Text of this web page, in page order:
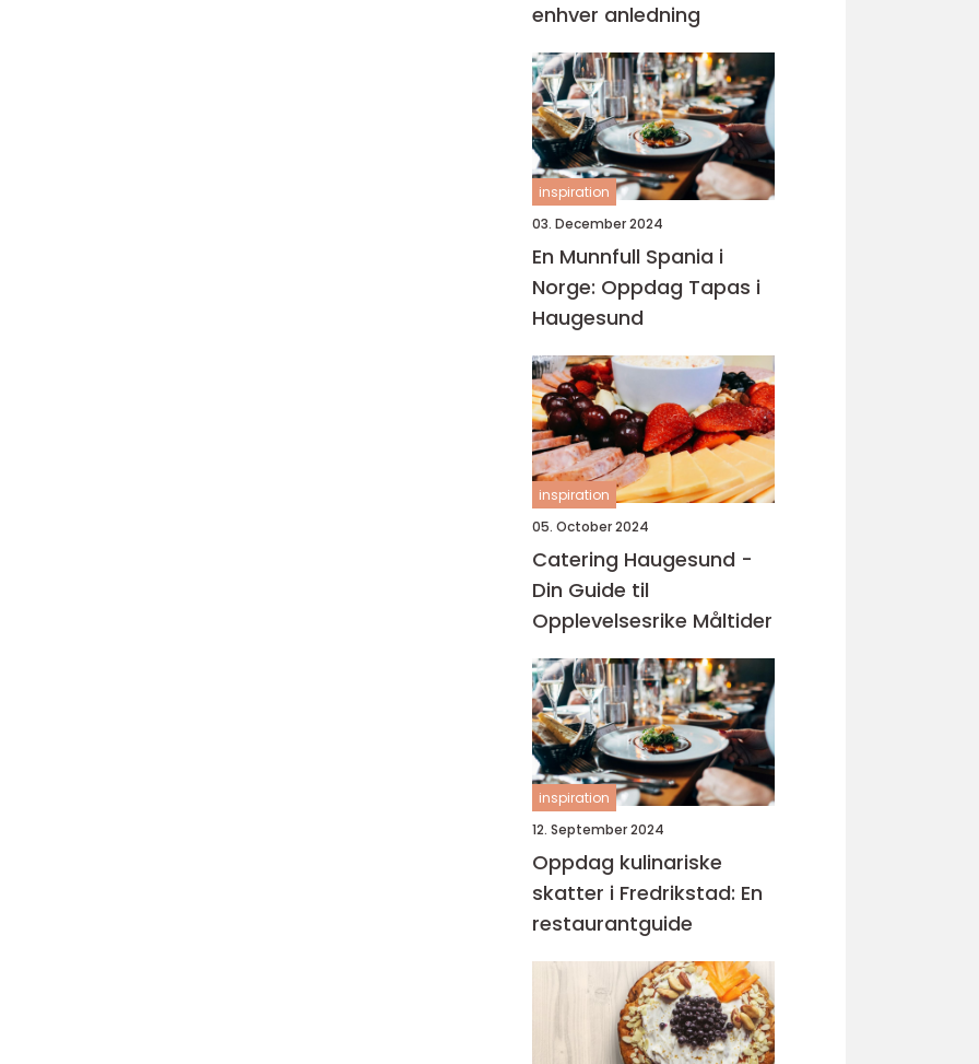
enhver anledning
inspiration
03. December 2024
En Munnfull Spania i
Norge: Oppdag Tapas i
Haugesund
inspiration
05. October 2024
Catering Haugesund -
Din Guide til
Opplevelsesrike Måltider
inspiration
12. September 2024
Oppdag kulinariske
skatter i Fredrikstad: En
restaurantguide